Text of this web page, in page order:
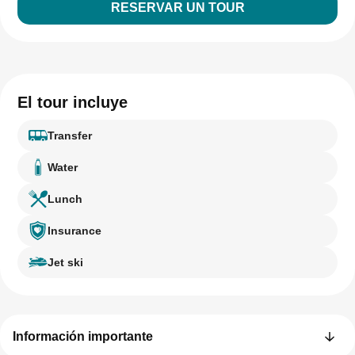
RESERVAR UN TOUR
El tour incluye
Transfer
Water
Lunch
Insurance
Jet ski
Información importante